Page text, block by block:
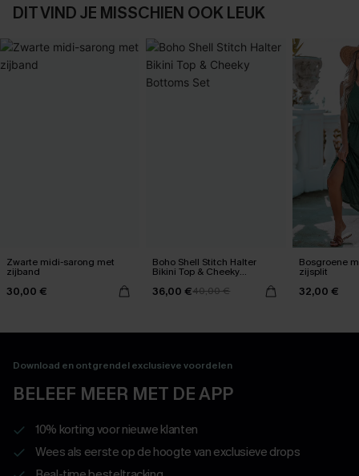
DIT VIND JE MISSCHIEN OOK LEUK
Zwarte midi-sarong met
zijband
30,00 €
Boho Shell Stitch Halter
Bikini Top & Cheeky
36,00 €40,00 €
Bosgroene
zijsplit
32,00 €
Download en ontgrendel exclusieve voordelen
BELEEF MEER MET DE APP
10% korting voor nieuwe klanten
Wees als eerste op de hoogte van exclusieve drops